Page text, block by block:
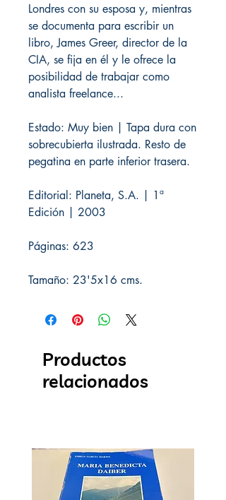
Londres con su esposa y, mientras
se documenta para escribir un
libro, James Greer, director de la
CIA, se fija en él y le ofrece la
posibilidad de trabajar como
analista freelance...
Estado: Muy bien | Tapa dura con
sobrecubierta ilustrada. Resto de
pegatina en parte inferior trasera.
Editorial: Planeta, S.A. | 1ª
Edición | 2003
Páginas: 623
Tamaño: 23'5x16 cms.
Productos
relacionados